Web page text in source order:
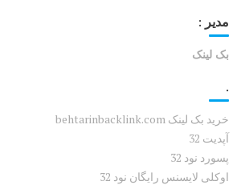
مدیر :
بک لینک
.
خرید بک لینک behtarinbacklink.com
آپدیت 32
پسورد نود 32
اوکلی لایسنس رایگان نود 32